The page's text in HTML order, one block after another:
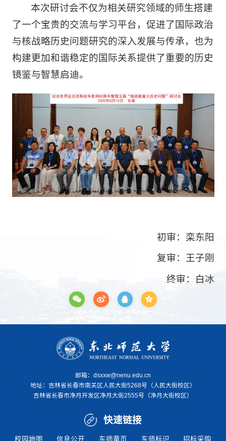
本次研讨会不仅为相关研究领域的师生搭建
了一个宝贵的交流与学习平台，促进了国际政治
与核战略历史问题研究的深入发展与传承，也为
构建更加和谐稳定的国际关系提供了重要的历史
镜鉴与智慧启迪。
初审：栾东阳
复审：王子刚
终审：白冰
邮箱：dsxxw@nenu.edu.cn
地址： 吉林省长春市南关区人民大街5268号（人民大街校区）
吉林省长春市净月开发区净月大街2555号（净月大街校区）
快速链接
校园地图 信息公开 东师黄页 东师标识 招标采购